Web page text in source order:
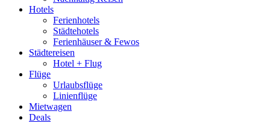
Hotels
Ferienhotels
Städtehotels
Ferienhäuser & Fewos
Städtereisen
Hotel + Flug
Flüge
Urlaubsflüge
Linienflüge
Mietwagen
Deals